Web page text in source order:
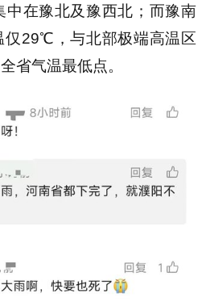
在豫北及豫西北；而豫南
仅29℃，与北部极端高温区
省气温最低点。